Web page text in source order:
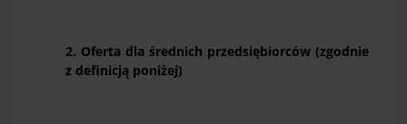
2. Oferta dla średnich przedsiębiorców (zgodnie
z definicją poniżej)